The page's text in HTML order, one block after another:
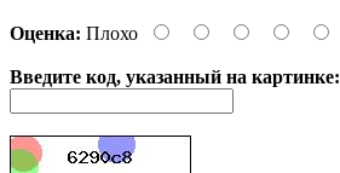
Оценка: Плохо
Введите код, указанный на картинке: